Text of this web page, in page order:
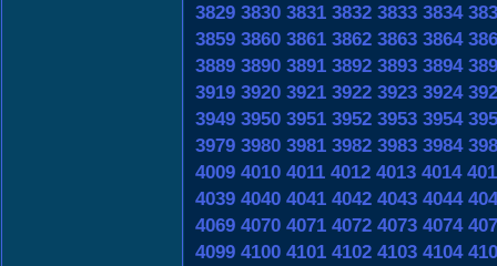
3829 3830 3831 3832 3833 3834
3859 3860 3861 3862 3863 3864
3889 3890 3891 3892 3893 3894
3919 3920 3921 3922 3923 3924
3949 3950 3951 3952 3953 3954
3979 3980 3981 3982 3983 3984
4009 4010 4011 4012 4013 4014
4039 4040 4041 4042 4043 4044
4069 4070 4071 4072 4073 4074
4099 4100 4101 4102 4103 4104